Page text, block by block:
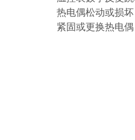
热电偶松动或损坏
紧固或更换热电偶